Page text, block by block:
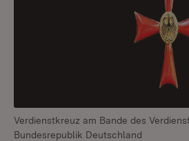
Verdienstkreuz am Bande des
Bundesrepublik Deutschland